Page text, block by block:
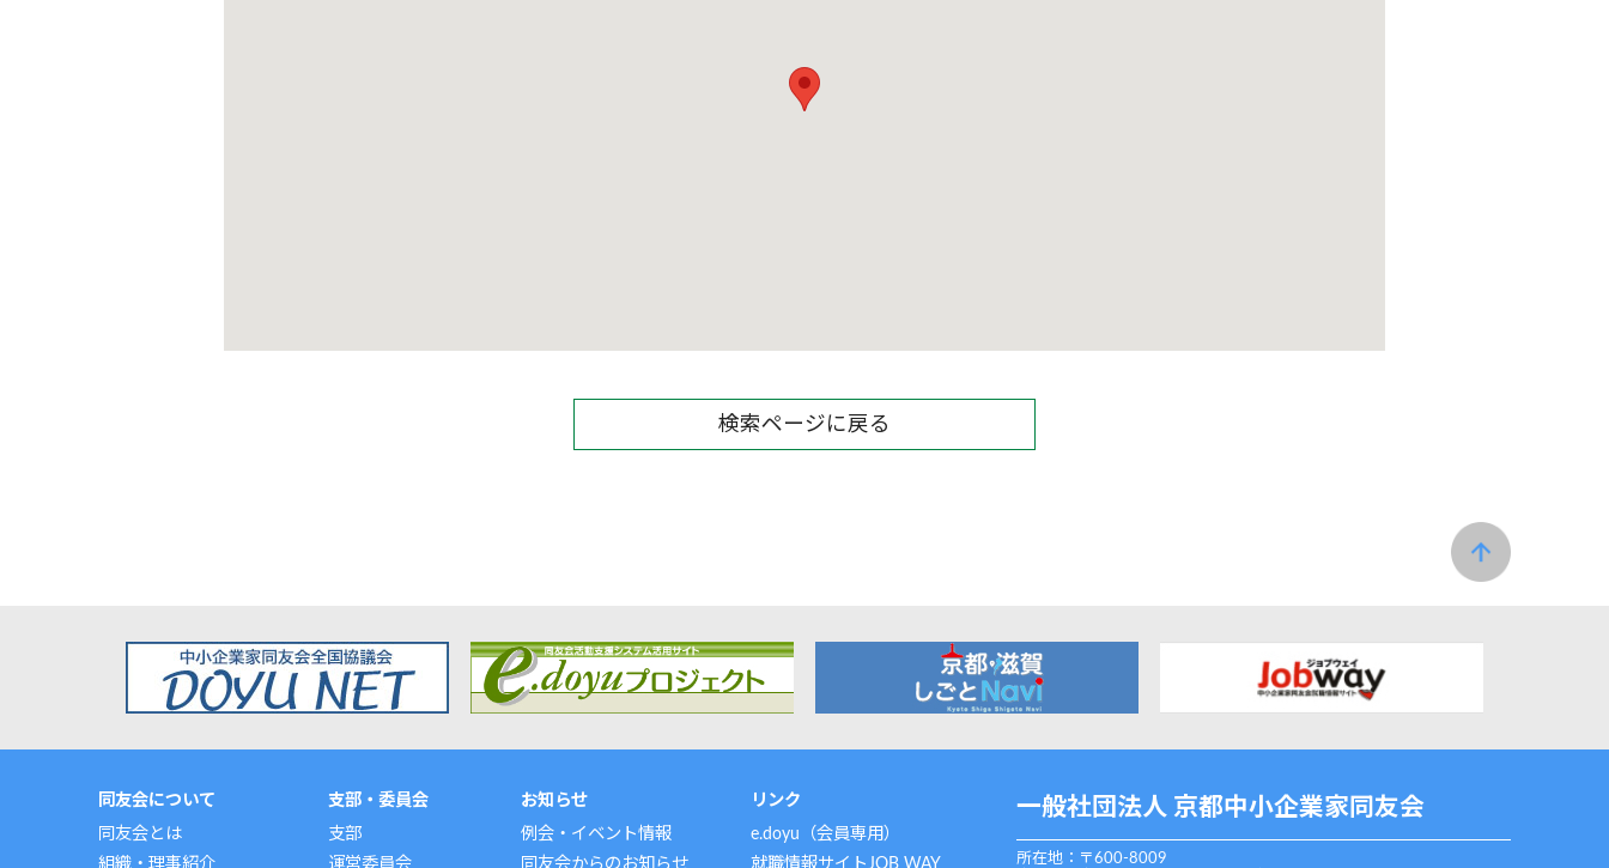
検索ページに戻る
同友会について
同友会とは
組織・理事紹介
支部・委員会
支部
運営委員会
お知らせ
例会・イベント情報
同友会からのお知らせ
リンク
e.doyu（会員専用）
就職情報サイトJOB WAY
一般社団法人 京都中小企業家同友会
所在地：〒600-8009